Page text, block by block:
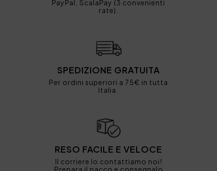
PayPal, ScalaPay (3 convenienti
rate).
SPEDIZIONE GRATUITA
Per ordini superiori a 75€ in tutta
Italia.
RESO FACILE E VELOCE
Il corriere lo contattiamo noi!
Prepara il pacco e consegnalo